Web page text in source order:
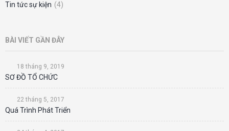
Tin tức sự kiện (4)
BÀI VIẾT GẦN ĐÂY
18 tháng 9, 2019
SƠ ĐỒ TỔ CHỨC
22 tháng 5, 2017
Quá Trình Phát Triển